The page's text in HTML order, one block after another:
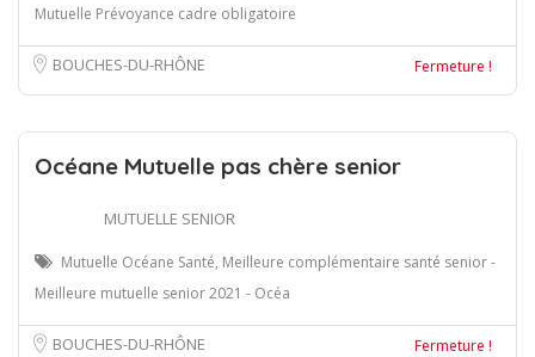
Mutuelle Prévoyance cadre obligatoire
BOUCHES-DU-RHÔNE Fermeture !
Océane Mutuelle pas chère senior
MUTUELLE SENIOR
Mutuelle Océane Santé, Meilleure complémentaire santé senior -
Meilleure mutuelle senior 2021 - Océa
BOUCHES-DU-RHÔNE Fermeture !